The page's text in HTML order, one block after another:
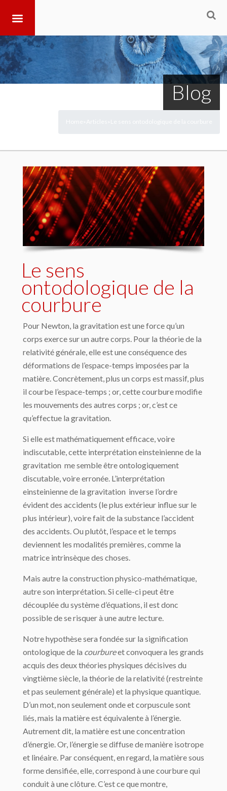
Blog
Le sens
ontodologique de la
courbure
Pour Newton, la gravitation est une force qu’un
corps exerce sur un autre corps. Pour la théorie de la
relativité générale, elle est une conséquence des
déformations de l’espace-temps imposées par la
matière. Concrètement, plus un corps est massif, plus
il courbe l’espace-temps ; or, cette courbure modifie
les mouvements des autres corps ; or, c’est ce
qu’effectue la gravitation.
Si elle est mathématiquement efficace, voire
indiscutable, cette interprétation einsteinienne de la
gravitation me semble être ontologiquement
discutable, voire erronée. L’interprétation
einsteinienne de la gravitation inverse l’ordre
évident des accidents (le plus extérieur influe sur le
plus intérieur), voire fait de la substance l’accident
des accidents. Ou plutôt, l’espace et le temps
deviennent les modalités premières, comme la
matrice intrinsèque des choses.
Mais autre la construction physico-mathématique,
autre son interprétation. Si celle-ci peut être
découplée du système d’équations, il est donc
possible de se risquer à une autre lecture.
Notre hypothèse sera fondée sur la signification
ontologique de la courbureet convoquera les grands
acquis des deux théories physiques décisives du
vingtième siècle, la théorie de la relativité (restreinte
et pas seulement générale) et la physique quantique.
D’un mot, non seulement onde et corpuscule sont
liés, mais la matière est équivalente à l’énergie.
Autrement dit, la matière est une concentration
d’énergie. Or, l’énergie se diffuse de manière isotrope
et linéaire. Par conséquent, en regard, la matière sous
forme densifiée, elle, correspond à une courbure qui
conduit à une clôture. C’est ce que montre,